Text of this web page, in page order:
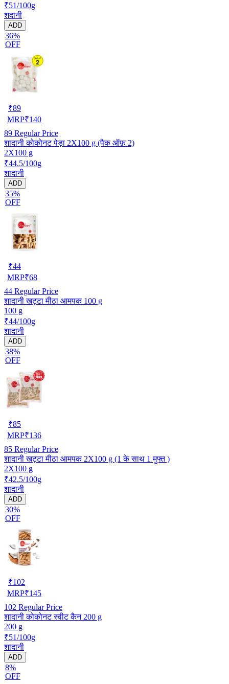
₹51/100g
शदानी
ADD
36%
OFF
₹89
MRP₹140
89 Regular Price
शादानी कोकोनट पेड़ा 2X100 g (पैक ऑफ़ 2)
2X100 g
₹44.5/100g
शादानी
ADD
35%
OFF
₹44
MRP₹68
44 Regular Price
शादानी खट्टा मीठा आमपक 100 g
100 g
₹44/100g
शादानी
ADD
38%
OFF
₹85
MRP₹136
85 Regular Price
शादानी खट्टा मीठा आमपक 2X100 g (1 के साथ 1 मुफ्त )
2X100 g
₹42.5/100g
शादानी
ADD
30%
OFF
₹102
MRP₹145
102 Regular Price
शादानी कोकोनट स्वीट कैन 200 g
200 g
₹51/100g
शादानी
ADD
8%
OFF